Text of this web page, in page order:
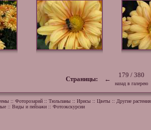
Страницы: ←
179 / 380
назад в галерею
:: Фоторозарий:: Тюльпаны:: Ирисы:: Цветы:: Другие растения
:: Виды и пейзажи:: Фотоэкскурсии